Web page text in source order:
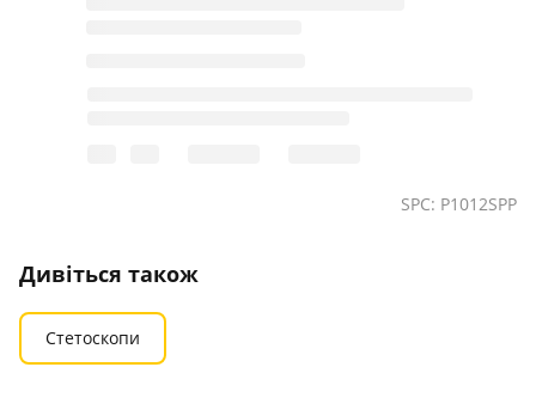
SPC: P1012SPP
Дивіться також
Стетоскопи